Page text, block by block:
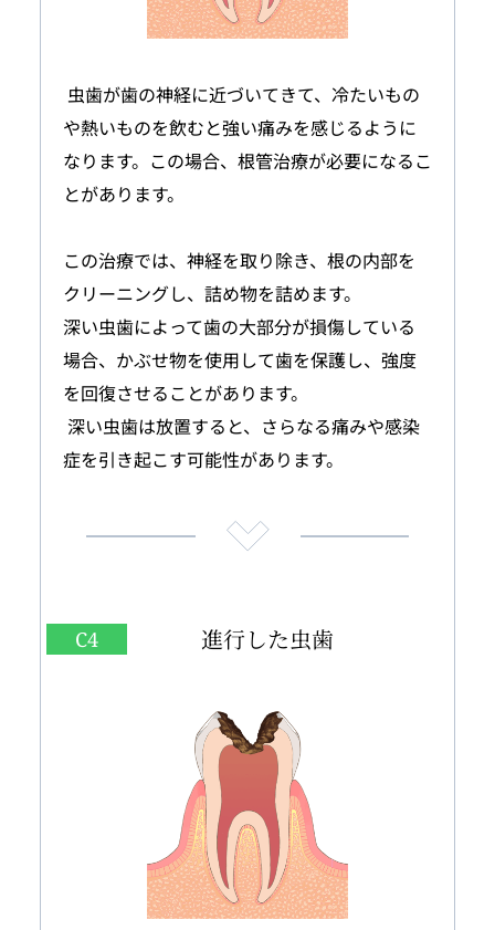
や熱いものを飲むと強い痛みを感じるように
なります。この場合、根管治療が必要になるこ
とがあります。
この治療では、神経を取り除き、根の内部を
クリーニングし、詰め物を詰めます。
深い虫歯によって歯の大部分が損傷している
場合、かぶせ物を使用して歯を保護し、強度
を回復させることがあります。
症を引き起こす可能性があります。
C4 進行した虫歯